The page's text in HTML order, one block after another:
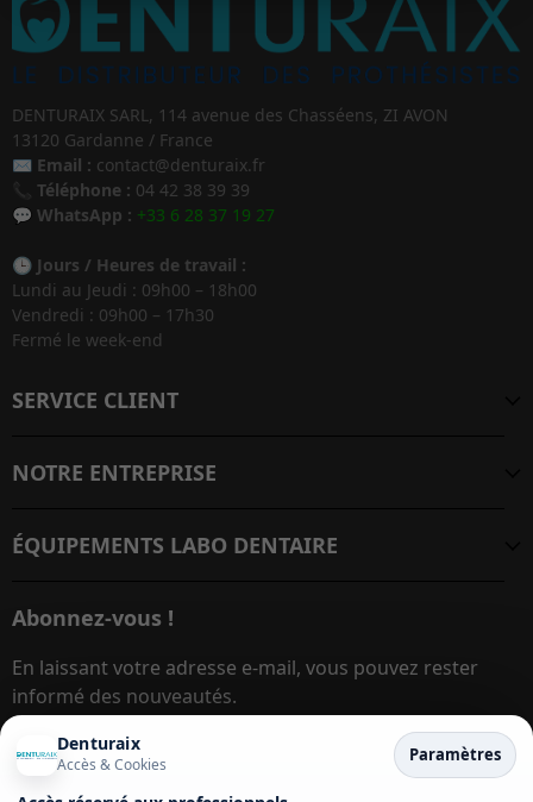
DENTURAIX SARL, 114 avenue des Chasséens, ZI AVON
13120 Gardanne / France
✉️ Email : contact@denturaix.fr
Téléphone : 04 42 38 39 39
💬 WhatsApp : +33 6 28 37 19 27
🕒 Jours / Heures de travail :
Lundi au Jeudi : 09h00 – 18h00
Vendredi : 09h00 – 17h30
Fermé le week-end
SERVICE CLIENT
NOTRE ENTREPRISE
ÉQUIPEMENTS LABO DENTAIRE
Abonnez-vous !
En laissant votre adresse e-mail, vous pouvez rester
informé des nouveautés.
S’inscrire
Denturaix
Accès & Cookies Paramètres